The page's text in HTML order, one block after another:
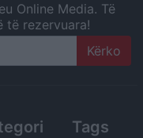
Online Media. Të
të rezervuara!
Tags